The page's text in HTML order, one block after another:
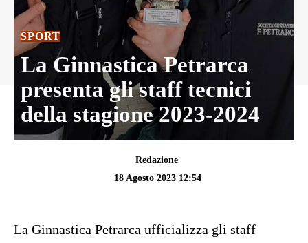
SPORT
La Ginnastica Petrarca
presenta gli staff tecnici
della stagione 2023-2024
Redazione
18 Agosto 2023 12:54
La Ginnastica Petrarca ufficializza gli staff